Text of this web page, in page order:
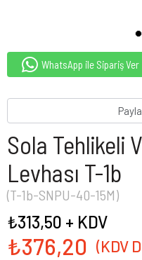
WhatsApp ile Sipariş Ver
Sola Tehlikeli
Levhası T-1b
(T-1b-SNPU-40-15M)
₺376,20
₺313,50 + KDV